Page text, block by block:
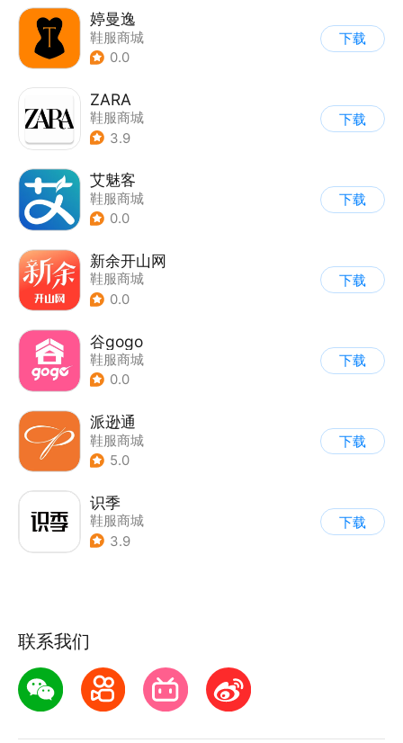
婷曼逸
鞋服商城
0.0
下载
ZARA
鞋服商城
3.9
下载
艾魅客
鞋服商城
0.0
下载
新余开山网
鞋服商城
0.0
下载
谷gogo
鞋服商城
0.0
下载
派逊通
鞋服商城
5.0
下载
识季
鞋服商城
3.9
下载
联系我们